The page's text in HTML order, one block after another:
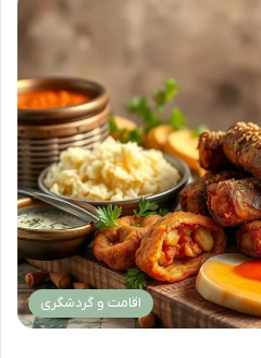
اقامت و گردشگری